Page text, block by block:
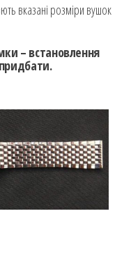
вказані розміри вушок
– встановлення